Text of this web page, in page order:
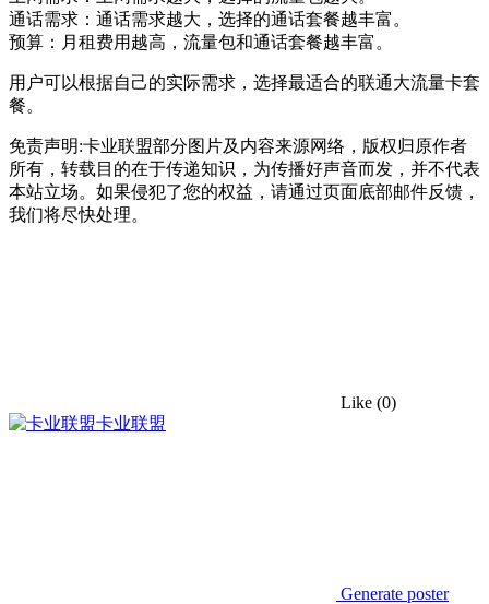
通话需求：通话需求越大，选择的通话套餐越丰富。
预算：月租费用越高，流量包和通话套餐越丰富。
用户可以根据自己的实际需求，选择最适合的联通大流量卡套
餐。
免责声明:卡业联盟部分图片及内容来源网络，版权归原作者
所有，转载目的在于传递知识，为传播好声音而发，并不代表
本站立场。如果侵犯了您的权益，请通过页面底部邮件反馈，
我们将尽快处理。
Like (0)
卡业联盟
Generate poster